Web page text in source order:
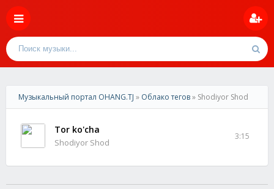
Музыкальный портал OHANG.TJ » Облако тегов» Shodiyor Shod
Tor ko'cha
Shodiyor Shod
3:15